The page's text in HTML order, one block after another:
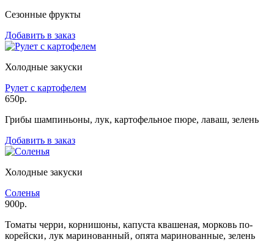
Сезонные фрукты
Добавить в заказ
Холодные закуски
Рулет с картофелем
650р.
Грибы шампиньоны, лук, картофельное пюре, лаваш, зелень
Добавить в заказ
Холодные закуски
Соленья
900р.
Томаты черри, корнишоны, капуста квашеная, морковь по-
корейски‚ лук маринованный‚ опята маринованные, зелень